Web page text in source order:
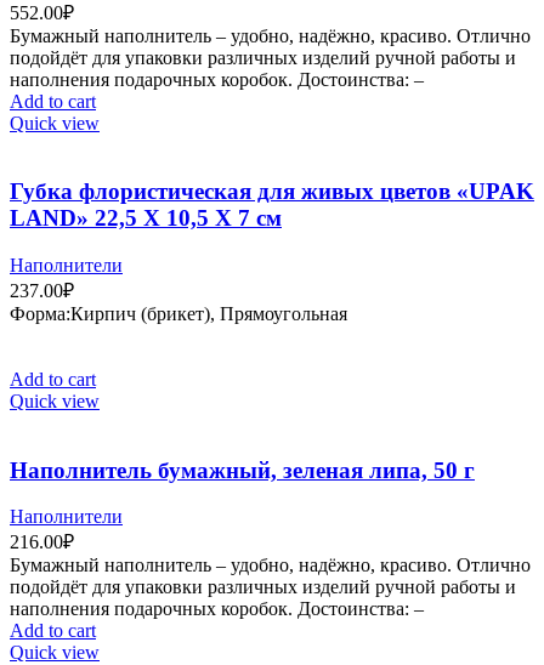
552.00₽
Бумажный наполнитель – удобно, надёжно, красиво. Отлично
подойдёт для упаковки различных изделий ручной работы и
наполнения подарочных коробок. Достоинства: –
Add to cart
Quick view
Губка флористическая для живых цветов «UPAK
LAND» 22,5 Х 10,5 Х 7 см
Наполнители
237.00₽
Форма:Кирпич (брикет), Прямоугольная
Add to cart
Quick view
Наполнитель бумажный, зеленая липа, 50 г
Наполнители
216.00₽
Бумажный наполнитель – удобно, надёжно, красиво. Отлично
подойдёт для упаковки различных изделий ручной работы и
наполнения подарочных коробок. Достоинства: –
Add to cart
Quick view